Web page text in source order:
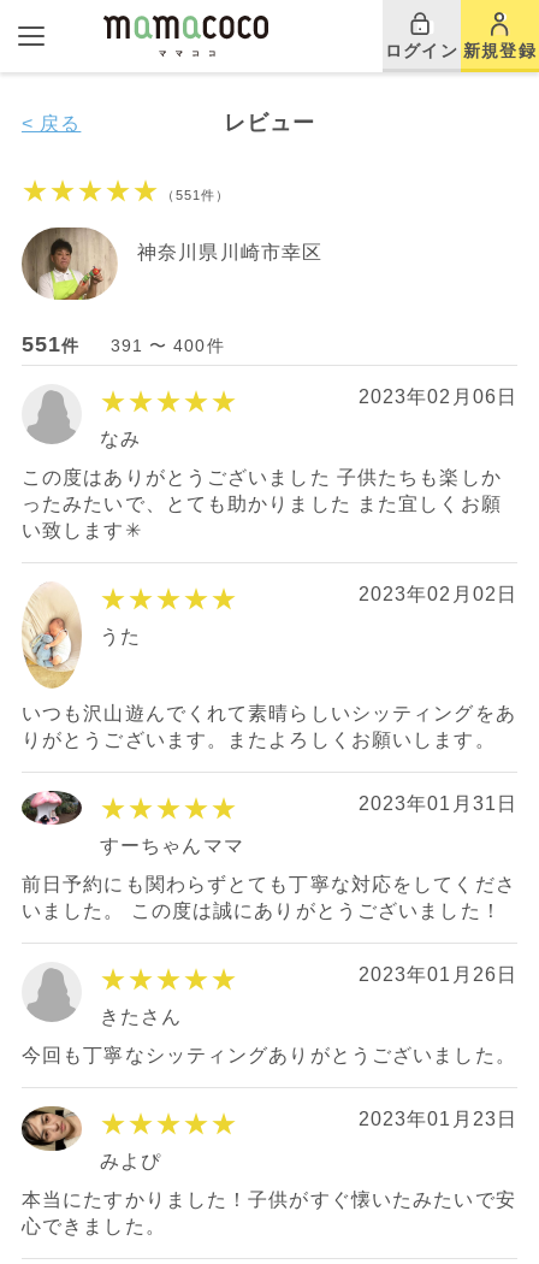
ログイン 新規登録
レビュー
< 戻る
★★★★★ （551件）
神奈川県川崎市幸区
551件 391 〜 400件
★★★★★ 2023年02月06日
なみ
この度はありがとうございました 子供たちも楽しか
ったみたいで、とても助かりました また宜しくお願
い致します✳︎
★★★★★ 2023年02月02日
うた
いつも沢山遊んでくれて素晴らしいシッティングをあ
りがとうございます。またよろしくお願いします。
★★★★★ 2023年01月31日
すーちゃんママ
前日予約にも関わらずとても丁寧な対応をしてくださ
いました。 この度は誠にありがとうございました！
★★★★★ 2023年01月26日
きたさん
今回も丁寧なシッティングありがとうございました。
★★★★★ 2023年01月23日
みよぴ
本当にたすかりました！子供がすぐ懐いたみたいで安
心できました。